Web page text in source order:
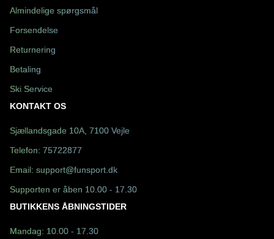
Almindelige spørgsmål
Forsendelse
Returnering
Betaling
Ski Service
KONTAKT OS
Sjællandsgade 10A, 7100 Vejle
Telefon: 75722877
Email: support@funsport.dk
Supporten er åben 10.00 - 17.30
BUTIKKENS ÅBNINGSTIDER
Mandag: 10.00 - 17.30